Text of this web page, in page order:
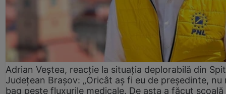
Adrian Veștea, reacție la situația deplorabilă din
Județean Brașov: „Oricât aș fi eu de președinte, nu
bag peste fluxurile medicale. De asta a făcut școală